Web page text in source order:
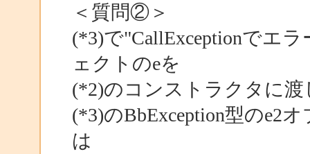
＜質問②＞
(*3)で"CallExceptionでエ
ェクトのeを
(*2)のコンストラクタに
(*3)のBbException型のe2
は